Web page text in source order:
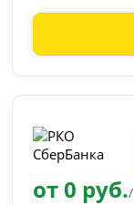
от 0 руб.